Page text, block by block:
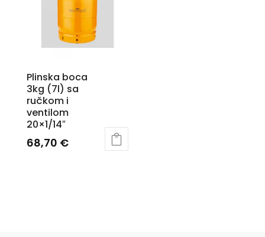
Plinska boca
3kg (7l) sa
ručkom i
ventilom
20×1/14″
68,70 €